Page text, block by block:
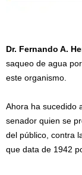
Dr. Fernando A.
saqueo de agua
este organismo.
Ahora ha sucedido
senador quien se
del público, contra
que data de 1942